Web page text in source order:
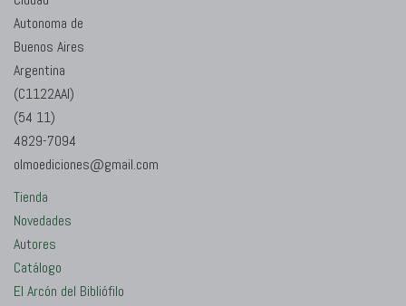
Autonoma de
Buenos Aires
Argentina
(C1122AAI)
(54 11)
4829-7094
olmoediciones@gmail.com
Tienda
Novedades
Autores
Catálogo
El Arcón del Bibliófilo